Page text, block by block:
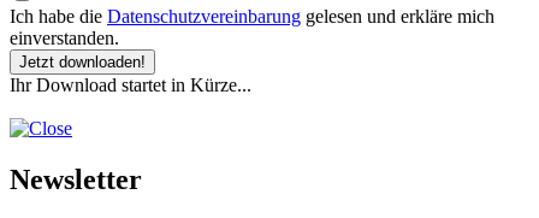
Ich habe die Datenschutzvereinbarung gelesen und erkläre mich
einverstanden.
Jetzt downloaden!
Ihr Download startet in Kürze...
Newsletter